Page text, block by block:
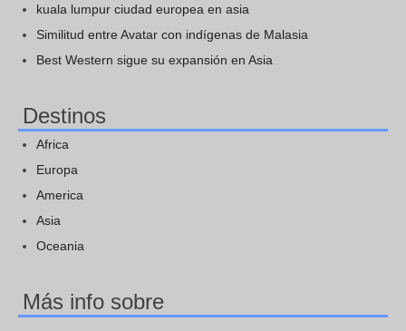
kuala lumpur ciudad europea en asia
Similitud entre Avatar con indígenas de Malasia
Best Western sigue su expansión en Asia
Destinos
Africa
Europa
America
Asia
Oceania
Más info sobre